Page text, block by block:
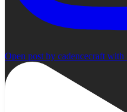
Open post by cadencecraft